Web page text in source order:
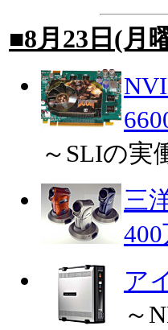
■8月23日(月
～SLIの実
三
ア
～